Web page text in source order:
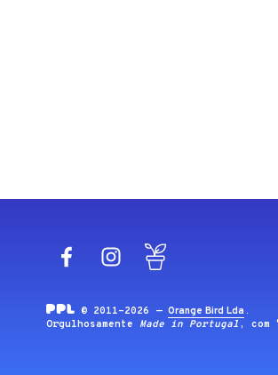
FacebookInstagram
© 2011-2026 —Orange Bird Lda .
Orgulhosamente Made in Portugal , com